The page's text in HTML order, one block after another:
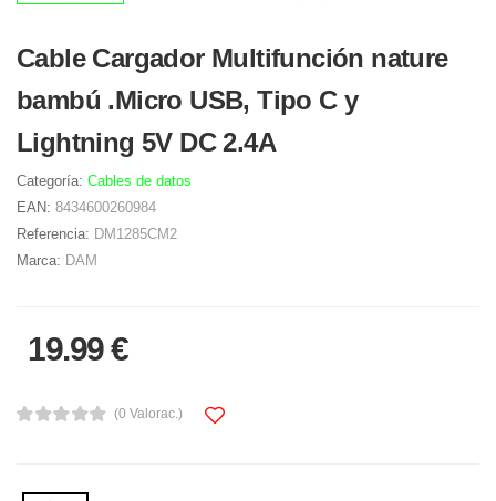
Cable Cargador Multifunción nature
bambú .Micro USB, Tipo C y
Lightning 5V DC 2.4A
Categoría: Cables de datos
EAN: 8434600260984
Referencia: DM1285CM2
Marca: DAM
19.99 €
(0 Valorac.)